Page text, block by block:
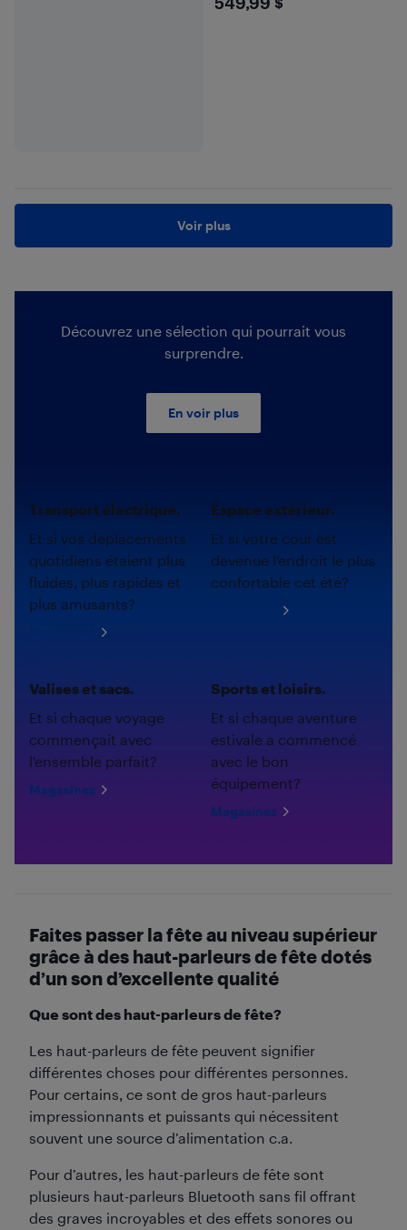
Voir plus
Découvrez une sélection qui pourrait vous
surprendre.
En voir plus
Transport électrique.
Et si vos déplacements
quotidiens étaient plus
fluides, plus rapides et
plus amusants?
Espace extérieur.
Et si votre cour est
devenue l'endroit le plus
confortable cet été?
Valises et sacs.
Et si chaque voyage
commençait avec
l'ensemble parfait?
Magasinez
Sports et loisirs.
Et si chaque aventure
estivale a commencé
avec le bon
équipement?
Magasinez
Faites passer la fête au niveau supérieur
grâce à des haut-parleurs de fête dotés
d’un son d’excellente qualité
Que sont des haut-parleurs de fête?
Les haut-parleurs de fête peuvent signifier
différentes choses pour différentes personnes.
Pour certains, ce sont de gros haut-parleurs
impressionnants et puissants qui nécessitent
souvent une source d’alimentation c.a.
Pour d’autres, les haut-parleurs de fête sont
plusieurs haut-parleurs Bluetooth sans fil offrant
des graves incroyables et des effets sonores ou